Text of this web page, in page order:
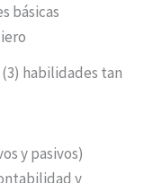
básicas
habilidades tan
y pasivos)
y